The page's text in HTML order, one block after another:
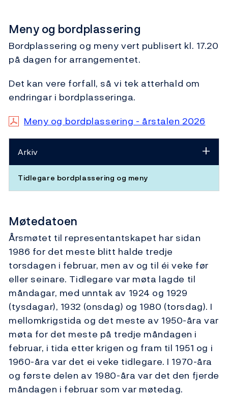
Meny og bordplassering
Bordplassering og meny vert publisert kl. 17.20
på dagen for arrangementet.
Det kan vere forfall, så vi tek atterhald om
endringar i bordplasseringa.
Meny og bordplassering - årstalen 2026
Arkiv
Tidlegare bordplassering og meny
Møtedatoen
Årsmøtet til representantskapet har sidan
1986 for det meste blitt halde tredje
torsdagen i februar, men av og til éi veke før
eller seinare. Tidlegare var møta lagde til
måndagar, med unntak av 1924 og 1929
(tysdagar), 1932 (onsdag) og 1980 (torsdag). I
mellomkrigstida og det meste av 1950-åra var
møta for det meste på tredje måndagen i
februar, i tida etter krigen og fram til 1951 og i
1960-åra var det ei veke tidlegare. I 1970-åra
og første delen av 1980-åra var det den fjerde
måndagen i februar som var møtedag.